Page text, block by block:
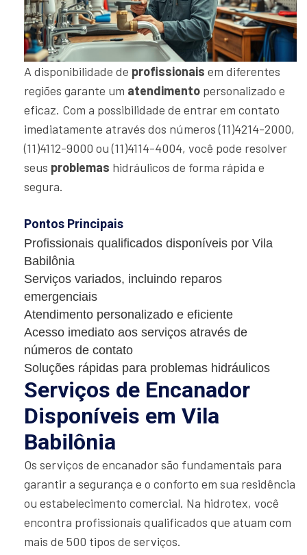
A disponibilidade de profissionais em diferentes
regiões garante um atendimento personalizado e
eficaz. Com a possibilidade de entrar em contato
imediatamente através dos números (11)4214-2000,
(11)4112-9000 ou (11)4114-4004, você pode resolver
seus problemas hidráulicos de forma rápida e
segura.
Pontos Principais
Profissionais qualificados disponíveis por Vila
Babilônia
Serviços variados, incluindo reparos
emergenciais
Atendimento personalizado e eficiente
Acesso imediato aos serviços através de
números de contato
Soluções rápidas para problemas hidráulicos
Serviços de Encanador
Disponíveis em Vila
Babilônia
Os serviços de encanador são fundamentais para
garantir a segurança e o conforto em sua residência
ou estabelecimento comercial. Na hidrotex, você
encontra profissionais qualificados que atuam com
mais de 500 tipos de serviços.